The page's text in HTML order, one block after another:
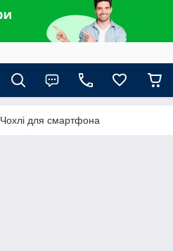
Чохлі для смартфона